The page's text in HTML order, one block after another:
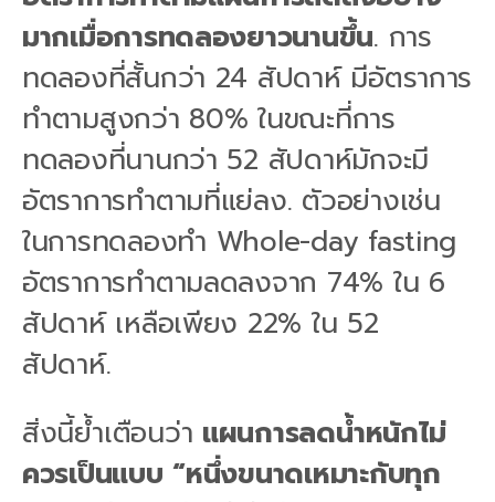
มากเมื่อการทดลองยาวนานขึ้น. การ
ทดลองที่สั้นกว่า 24 สัปดาห์ มีอัตราการ
ทำตามสูงกว่า 80% ในขณะที่การ
ทดลองที่นานกว่า 52 สัปดาห์มักจะมี
อัตราการทำตามที่แย่ลง. ตัวอย่างเช่น
ในการทดลองทำ Whole-day fasting
อัตราการทำตามลดลงจาก 74% ใน 6
สัปดาห์ เหลือเพียง 22% ใน 52
สัปดาห์.
สิ่งนี้ย้ำเตือนว่า แผนการลดน้ำหนักไม่
ควรเป็นแบบ “หนึ่งขนาดเหมาะกับทุก